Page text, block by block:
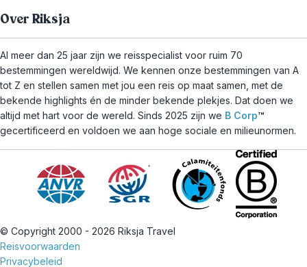
Over Riksja
Al meer dan 25 jaar zijn we reisspecialist voor ruim 70
bestemmingen wereldwijd. We kennen onze bestemmingen van A
tot Z en stellen samen met jou een reis op maat samen, met de
bekende highlights én de minder bekende plekjes. Dat doen we
altijd met hart voor de wereld. Sinds 2025 zijn we B Corp™
gecertificeerd en voldoen we aan hoge sociale en milieunormen.
© Copyright 2000 - 2026 Riksja Travel
Reisvoorwaarden
Privacybeleid